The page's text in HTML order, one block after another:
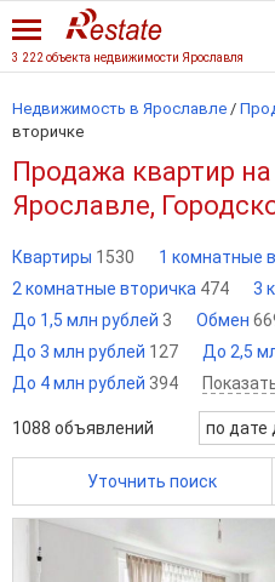
3 222 объекта недвижимости Ярославля
Недвижимость в Ярославле /
вторичке
Продажа квартир
Ярославле,
Квартиры 1530 1 комнатные
2 комнатные вторичка 474 3
До 1,5 млн рублей 3 Обмен
До 3 млн рублей 127 До 2,5
До 4 млн рублей 394
1088 объявлений по дате
Уточнить поиск